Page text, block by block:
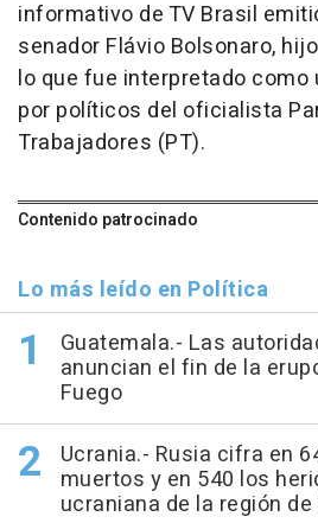
informativo de TV Brasil
senador Flávio Bolsonaro,
lo que fue interpretado como
por políticos del oficialista
Trabajadores (PT).
Contenido patrocinado
Lo más leído en Política
Guatemala.- Las
anuncian el fin de la
Fuego
Ucrania.- Rusia cifra en
muertos y en 540 los
ucraniana de la región